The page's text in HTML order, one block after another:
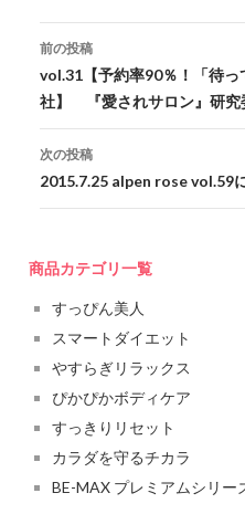
投稿ナビゲーシ
前の投稿
vol.31【予約率90％！「待
社】 『愛されサロン』研
次の投稿
2015.7.25 alpen rose vol.59
商品カテゴリ一覧
すっぴん美人
スマートダイエット
やすらぎリラックス
ぴかぴかボディケア
すっきりリセット
カラダを守るチカラ
BE-MAX プレミアムシリー